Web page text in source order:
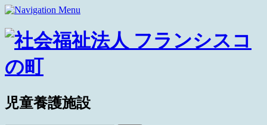
児童養護施設